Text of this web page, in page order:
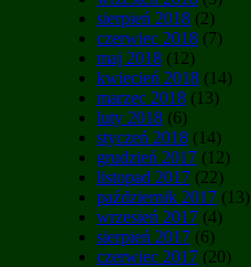
sierpień 2018 (2)
czerwiec 2018 (7)
maj 2018 (12)
kwiecień 2018 (14)
marzec 2018 (13)
luty 2018 (6)
styczeń 2018 (14)
grudzień 2017 (12)
listopad 2017 (22)
październik 2017 (13)
wrzesień 2017 (4)
sierpień 2017 (6)
czerwiec 2017 (20)